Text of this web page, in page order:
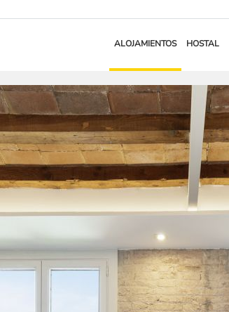
ALOJAMIENTOS HOSTAL